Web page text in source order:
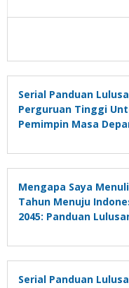
Serial Panduan
Perguruan Tinggi
Pemimpin Masa
Mengapa Saya
Tahun Menuju
2045: Panduan
Pemimpin Masa
Serial Panduan